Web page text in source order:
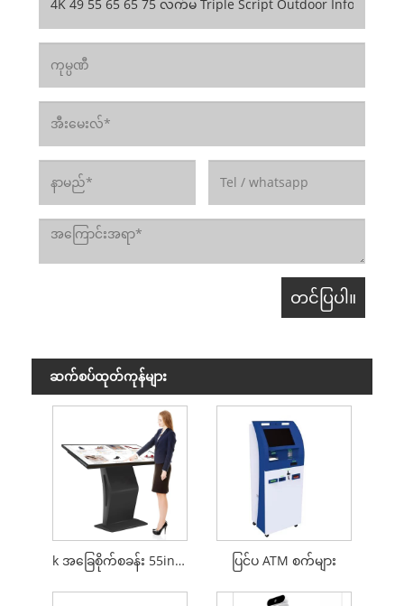
ဆက်စပ်ထုတ်ကုန်များ
k အခြေစိုက်စခန်း 55inch ကြမ်းပြင် standing သတင်းအချက်အလက် kiosk ပြင်ပ ATM စက်များ